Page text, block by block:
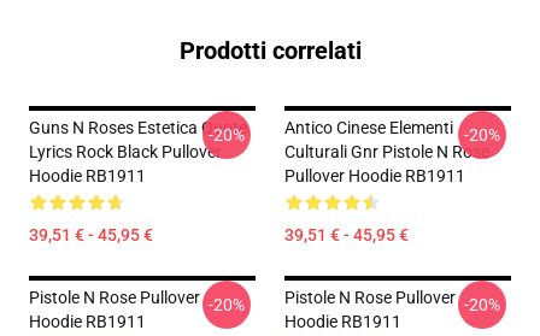
Prodotti correlati
Guns N Roses Estetica Quote
Lyrics Rock Black Pullover
Hoodie RB1911
39,51 € - 45,95 €
-20%
Antico Cinese Elementi
Culturali Gnr Pistole N Rose
Pullover Hoodie RB1911
39,51 € - 45,95 €
-20%
Pistole N Rose Pullover
Hoodie RB1911
-20%
Pistole N Rose Pullover
Hoodie RB1911
-20%